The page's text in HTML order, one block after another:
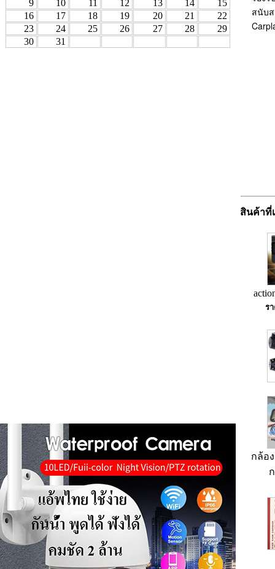
9
10 11 12 13 14
15
16
17 18 19 20 21
22
23
24 25 26 27 28
29
30
31
สนับ
สินค้าที่
ร
กล้อ